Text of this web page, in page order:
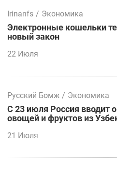
Irinanfs / Экономика
Электронные кошельки
новый закон
22 Июля
Русский Бомж / Экономика
С 23 июля Россия вводит
овощей и фруктов из
21 Июля